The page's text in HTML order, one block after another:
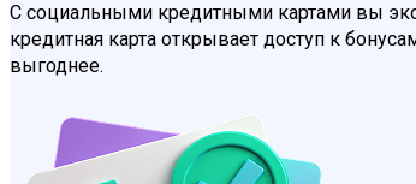
С социальными кредитными картами вы
кредитная карта открывает доступ к
выгоднее.